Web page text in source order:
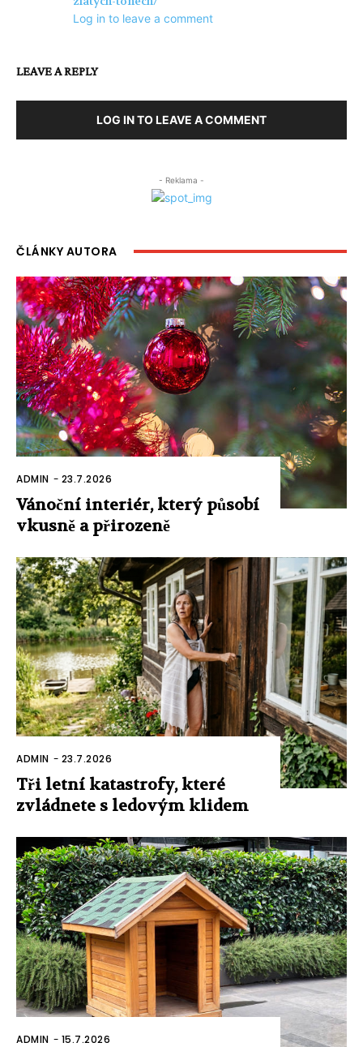
Log in to leave a comment
LEAVE A REPLY
LOG IN TO LEAVE A COMMENT
- Reklama -
ČLÁNKY AUTORA
ADMIN - 23.7.2026
Vánoční interiér, který působí
vkusně a přirozeně
ADMIN - 23.7.2026
Tři letní katastrofy, které
zvládnete s ledovým klidem
ADMIN - 15.7.2026